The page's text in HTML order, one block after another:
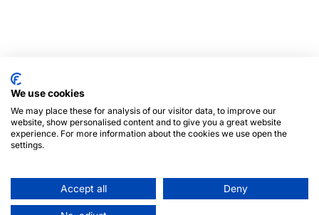
We use cookies
We may place these for analysis of our visitor data, to improve our
website, show personalised content and to give you a great website
experience. For more information about the cookies we use open the
settings.
Accept all Deny